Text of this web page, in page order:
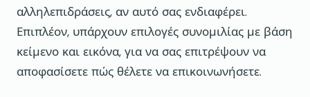
αλληλεπιδράσεις, αν αυτό σας ενδιαφέρει.
Επιπλέον, υπάρχουν επιλογές συνομιλίας με βάση
κείμενο και εικόνα, για να σας επιτρέψουν να
αποφασίσετε πώς θέλετε να επικοινωνήσετε.